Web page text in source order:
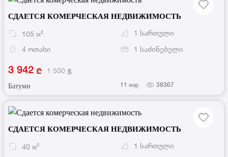
СДАЕТСЯ КОМЕРЧЕСКАЯ НЕДВИЖИМОСТЬ
105 м² 1 სართული
4 ოთახი 1 საძინებელი
3 942
1 500
Батуми
11 мар. 38367
СДАЕТСЯ КОМЕРЧЕСКАЯ НЕДВИЖИМОСТЬ
40 м² 1 სართული